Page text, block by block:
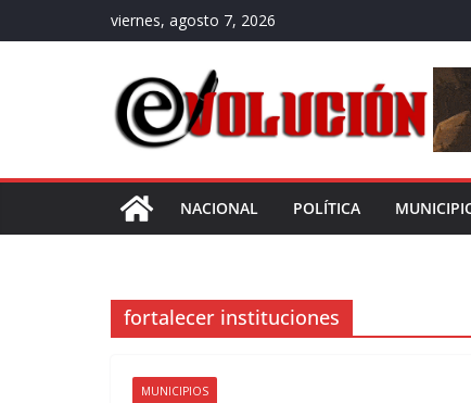
al
viernes, agosto 7, 2026
NACIONAL POLÍTICA
fortalecer instituciones
MUNICIPIOS